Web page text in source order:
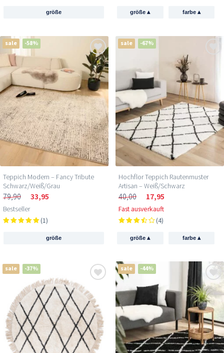
größe größe▴ farbe ▴
sale -58%
Teppich Modern – Fancy Tribute
Schwarz/Weiß/Grau
79,90 33,95
Bestseller
(1)
größe
sale -67%
Hochflor Teppich Rautenmuster
Artisan – Weiß/Schwarz
40,00 17,95
Fast ausverkauft
(4)
größe▴ farbe ▴
sale -37% sale -44%